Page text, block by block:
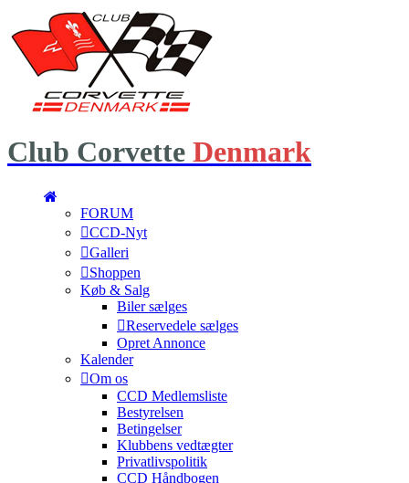
Club Corvette Denmark
FORUM
CCD-Nyt
Galleri
Shoppen
Køb & Salg
Biler sælges
Reservedele sælges
Opret Annonce
Kalender
Om os
CCD Medlemsliste
Bestyrelsen
Betingelser
Klubbens vedtægter
Privatlivspolitik
CCD Håndbogen